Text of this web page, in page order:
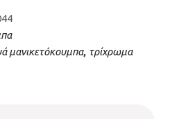
μανικετόκουμπα, τρίχρωμα